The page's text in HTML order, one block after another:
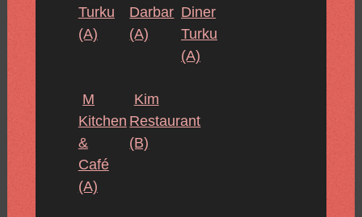
Turku
(A)
Darbar
(A)
Diner
Turku
(A)
M
Kitchen
&
Café
(A)
Kim
Restaurant
(B)